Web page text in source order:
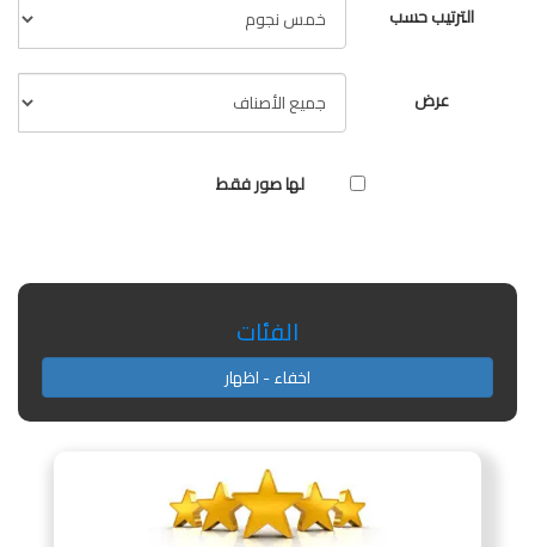
الترتيب حسب
عرض
لها صور فقط
الفئات
اخفاء - اظهار